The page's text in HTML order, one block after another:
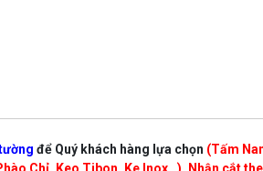
để Quý khách hàng lựa chọn (Tấm